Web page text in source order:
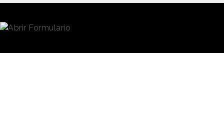
Contacto